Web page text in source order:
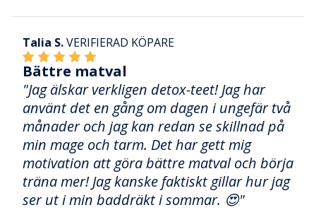
Talia S.VERIFIERAD KÖPARE
Bättre matval
"Jag älskar verkligen detox-teet! Jag har
använt det en gång om dagen i ungefär två
månader och jag kan redan se skillnad på
min mage och tarm. Det har gett mig
motivation att göra bättre matval och börja
träna mer! Jag kanske faktiskt gillar hur jag
ser ut i min baddräkt i sommar. 😍"